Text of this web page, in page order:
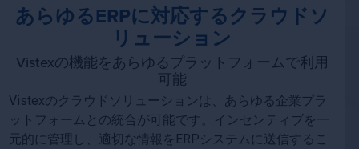
あらゆるERPに対応するクラウドソ
リューション
Vistexの機能をあらゆるプラットフォームで利用
可能
Vistexのクラウドソリューションは、あらゆる企業プラ
ットフォームとの統合が可能です。インセンティブを一
元的に管理し、適切な情報をERPシステムに送信するこ